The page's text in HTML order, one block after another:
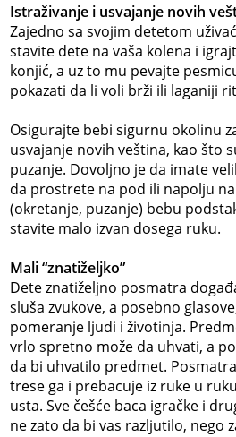
Istraživanje i usvajanje novih
Zajedno sa svojim detetom
stavite dete na vaša kolena i
konjić, a uz to mu pevajte
pokazati da li voli brži ili laganiji
Osigurajte bebi sigurnu okolinu
usvajanje novih veština, kao što
puzanje. Dovoljno je da imate
da prostrete na pod ili napolju
(okretanje, puzanje) bebu
stavite malo izvan dosega ruku.
Mali “znatiželjko”
Dete znatiželjno posmatra
sluša zvukove, a posebno
pomeranje ljudi i životinja.
vrlo spretno može da uhvati, a
da bi uhvatilo predmet.
trese ga i prebacuje iz ruke u
usta. Sve češće baca igračke i
ne zato da bi vas razljutilo, nego